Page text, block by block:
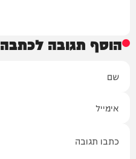
הוסף תגובה לכתבה